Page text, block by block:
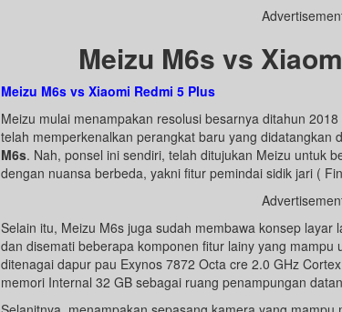
Meizu M6s vs
Meizu M6s vs Xiaomi Redmi 5 Plus
Meizu mulai menampakan resolusi besarnya ditahun
telah memperkenalkan perangkat baru yang didatangkan
M6s. Nah, ponsel ini sendiri, telah ditujukan Meizu untuk
dengan nuansa berbeda, yakni fitur pemindai sidik jari (
Selain itu, Meizu M6s juga sudah membawa konsep
dan disemati beberapa komponen fitur lainy yang mampu
ditenagai dapur pau Exynos 7872 Octa cre 2.0 GHz
memori Internal 32 GB sebagai ruang penampungan